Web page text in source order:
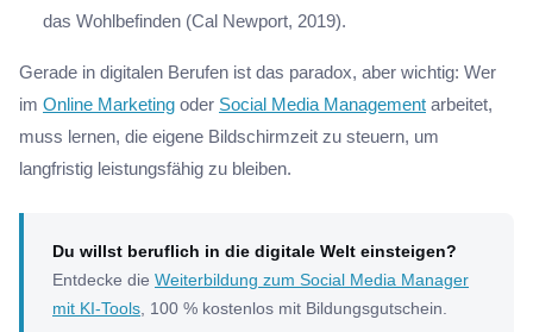
das Wohlbefinden (Cal Newport, 2019).
Gerade in digitalen Berufen ist das paradox, aber wichtig: Wer
im Online Marketing oder Social Media Management arbeitet,
muss lernen, die eigene Bildschirmzeit zu steuern, um
langfristig leistungsfähig zu bleiben.
Du willst beruflich in die digitale Welt einsteigen?
Entdecke die Weiterbildung zum Social Media Manager
mit KI-Tools , 100 % kostenlos mit Bildungsgutschein.